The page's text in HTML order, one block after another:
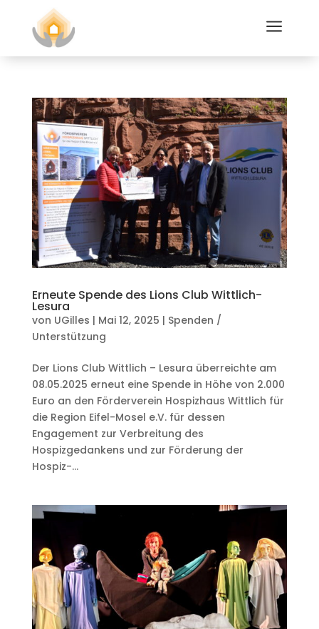
a
Erneute Spende des Lions Club Wittlich-
Lesura
von UGilles | Mai 12, 2025 | Spenden /
Unterstützung
Der Lions Club Wittlich – Lesura überreichte am
08.05.2025 erneut eine Spende in Höhe von 2.000
Euro an den Förderverein Hospizhaus Wittlich für
die Region Eifel-Mosel e.V. für dessen
Engagement zur Verbreitung des
Hospizgedankens und zur Förderung der
Hospiz-...